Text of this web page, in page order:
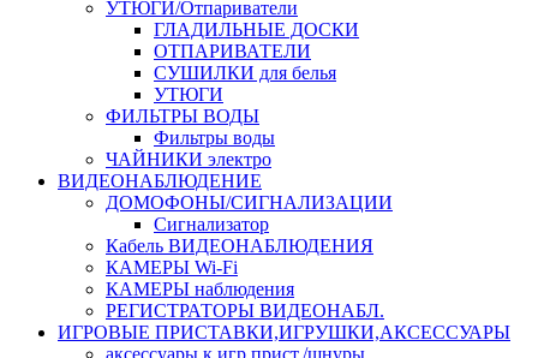
УТЮГИ/Отпариватели
ГЛАДИЛЬНЫЕ ДОСКИ
ОТПАРИВАТЕЛИ
СУШИЛКИ для белья
УТЮГИ
ФИЛЬТРЫ ВОДЫ
Фильтры воды
ЧАЙНИКИ электро
ВИДЕОНАБЛЮДЕНИЕ
ДОМОФОНЫ/СИГНАЛИЗАЦИИ
Сигнализатор
Кабель ВИДЕОНАБЛЮДЕНИЯ
КАМЕРЫ Wi-Fi
КАМЕРЫ наблюдения
РЕГИСТРАТОРЫ ВИДЕОНАБЛ.
ИГРОВЫЕ ПРИСТАВКИ,ИГРУШКИ,АКСЕССУАРЫ
аксесcуары к игр.прист./шнуры